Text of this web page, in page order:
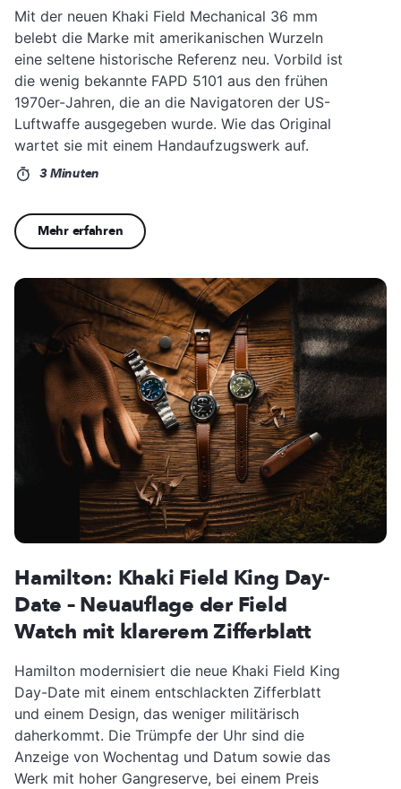
Mit der neuen Khaki Field Mechanical 36 mm
belebt die Marke mit amerikanischen Wurzeln
eine seltene historische Referenz neu. Vorbild ist
die wenig bekannte FAPD 5101 aus den frühen
1970er-Jahren, die an die Navigatoren der US-
Luftwaffe ausgegeben wurde. Wie das Original
wartet sie mit einem Handaufzugswerk auf.
3 Minuten
Mehr erfahren
Hamilton: Khaki Field King Day-
Date – Neuauflage der Field
Watch mit klarerem Zifferblatt
Hamilton modernisiert die neue Khaki Field King
Day-Date mit einem entschlackten Zifferblatt
und einem Design, das weniger militärisch
daherkommt. Die Trümpfe der Uhr sind die
Anzeige von Wochentag und Datum sowie das
Werk mit hoher Gangreserve, bei einem Preis